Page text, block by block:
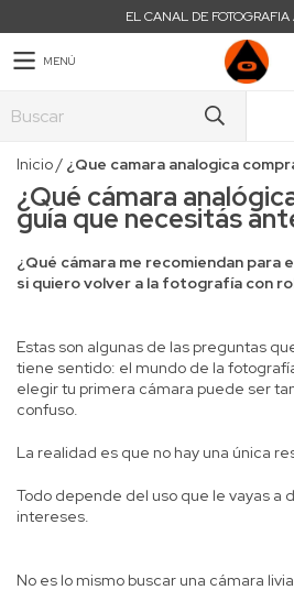
EL CANAL DE
MENÚ
Inicio/ ¿Que camara analogica
¿Qué cámara
guía que necesitás
¿Qué cámara me recomiendan para
si quiero volver a la fotografía con
Estas son algunas de las preguntas
tiene sentido: el mundo de la
elegir tu primera cámara puede ser
confuso.
La realidad es que no hay una única
Todo depende del uso que le vayas a
intereses.
No es lo mismo buscar una cámara